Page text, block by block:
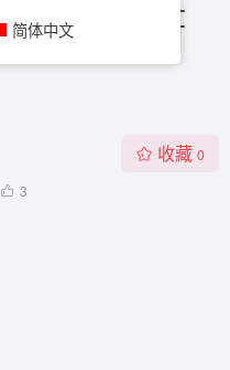
3
收藏 0
简体中文